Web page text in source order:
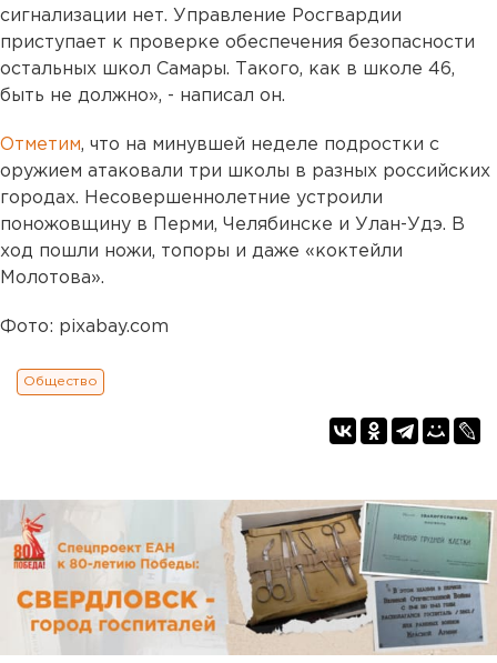
сигнализации нет. Управление Росгвардии
приступает к проверке обеспечения безопасности
остальных школ Самары. Такого, как в школе 46,
быть не должно», - написал он.
Отметим, что на минувшей неделе подростки с
оружием атаковали три школы в разных российских
городах. Несовершеннолетние устроили
поножовщину в Перми, Челябинске и Улан-Удэ. В
ход пошли ножи, топоры и даже «коктейли
Молотова».
Фото: pixabay.com
Общество